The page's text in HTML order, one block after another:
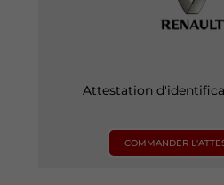
Attestation
COMMANDER